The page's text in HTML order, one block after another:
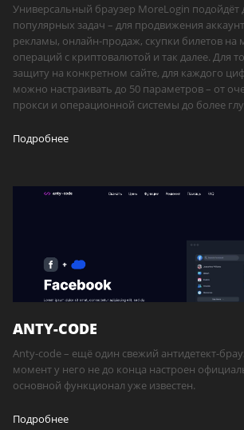
Универсальный браузер MoreLogin подойдёт
популярных задач – для продвижения
рекламы, онлайн-продаж, скупки билетов на
операций с криптовалютой и так далее. Для
защиту на конкретном сайте, для каждого
можно настраивать до 50 параметров – от
прокси и операционной системы до более
Подробнее
ANTY-CODE
Anty-code – ещё один свежий антидетект-
момент у него не до конца настроен
основной функционал уже известен.
Подробнее